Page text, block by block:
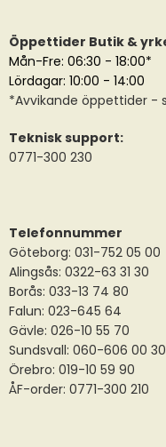
Öppettider Butik &
Mån-Fre: 06:30 - 18:00*
Lördagar: 10:00 - 14:00
*Avvikande öppettider -
Teknisk support:
0771-300 230
Telefonnummer
Göteborg: 031-752 05 00
Alingsås: 0322-63 31 30
Borås: 033-13 74 80
Falun: 023-645 64
Gävle: 026-10 55 70
Sundsvall: 060-606 00 30
Örebro: 019-10 59 90
ÅF-order: 0771-300 210